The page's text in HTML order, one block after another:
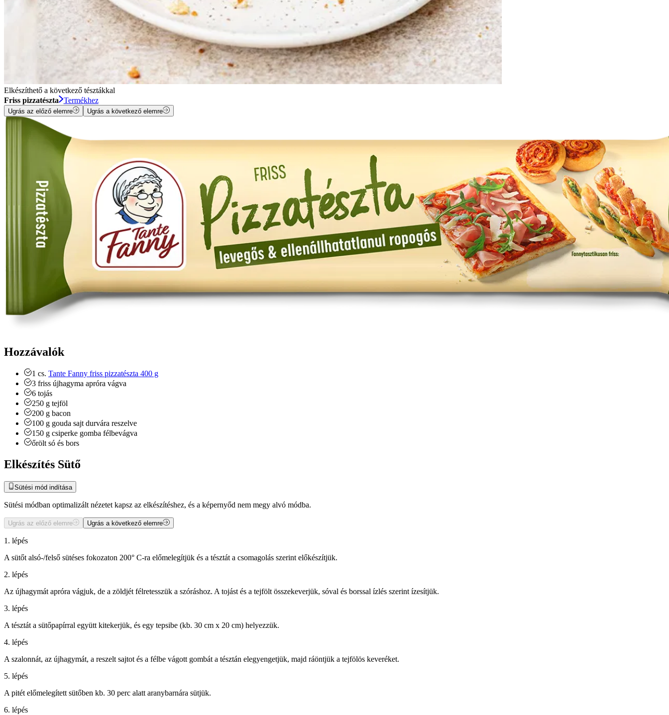
Elkészíthető a következő tésztákkal
Friss pizzatészta
Termékhez
Ugrás az előző elemre Ugrás a következő elemre
Hozzávalók
1 cs. Tante Fanny friss pizzatészta 400 g
3 friss újhagyma apróra vágva
6 tojás
250 g tejföl
200 g bacon
100 g gouda sajt durvára reszelve
150 g csiperke gomba félbevágva
őrölt só és bors
Elkészítés Sütő
Sütési mód indítása
Sütési módban optimalizált nézetet kapsz az elkészítéshez, és a képernyőd nem megy alvó módba.
Ugrás az előző elemre Ugrás a következő elemre
1. lépés
A sütőt alsó-/felső sütéses fokozaton 200° C-ra előmelegítjük és a tésztát a csomagolás szerint előkészítjük.
2. lépés
Az újhagymát apróra vágjuk, de a zöldjét félretesszük a szóráshoz. A tojást és a tejfölt összekeverjük, sóval és borssal ízlés szerint ízesítjük.
3. lépés
A tésztát a sütőpapírral együtt kitekerjük, és egy tepsibe (kb. 30 cm x 20 cm) helyezzük.
4. lépés
A szalonnát, az újhagymát, a reszelt sajtot és a félbe vágott gombát a tésztán elegyengetjük, majd ráöntjük a tejfölös keveréket.
5. lépés
A pitét előmelegített sütőben kb. 30 perc alatt aranybarnára sütjük.
6. lépés